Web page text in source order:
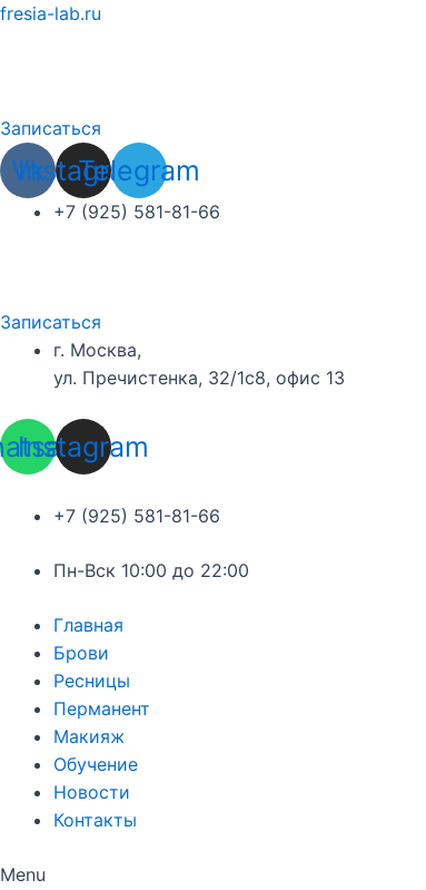
Перейти
fresia-lab.ru
Записаться
Vk
Instagram
Telegram
+7 (925) 581-81-66
Записаться
г. Москва,
ул. Пречистенка, 32/1с8, офис 13
Instagram
+7 (925) 581-81-66
Пн-Вск 10:00 до 22:00
Главная
Брови
Ресницы
Перманент
Макияж
Обучение
Новости
Контакты
Menu